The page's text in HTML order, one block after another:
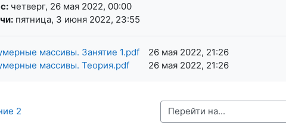
четверг, 26 мая 2022, 00:00
пятница, 3 июня 2022, 23:55
массивы. Занятие 1.pdf
26 мая 2022, 21:26
массивы. Теория.pdf
26 мая 2022, 21:26
2 Перейти на...